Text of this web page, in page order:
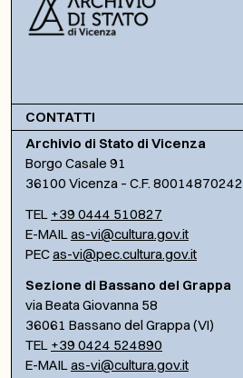
CONTATTI
Archivio di Stato di Vicenza
Borgo Casale 91
36100 Vicenza – C.F. 80014870242
TEL +39 0444 510827
E-MAILas-vi@cultura.gov.it
PECas-vi@pec.cultura.gov.it
Sezione di Bassano del Grappa
via Beata Giovanna 58
36061 Bassano del Grappa (VI)
TEL +39 0424 524890
E-MAILas-vi@cultura.gov.it